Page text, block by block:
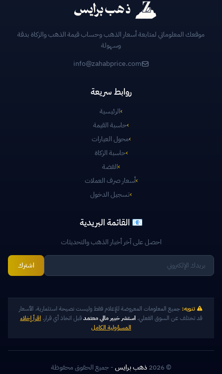
موقعك المعلوماتي لمتابعة أسعار الذهب وحساب قيمة الذهب والزكاة بدقة
وسهولة
info@zahabprice.com
روابط سريعة
›الرئيسية
›حاسبة القيمة
›محول العيارات
›حاسبة الزكاة
›الفضة
›أسعار صرف العملات
›تسجيل الدخول
📧 القائمة البريدية
احصل على آخر أخبار الذهب والتحديثات
اشترك
تنويه: جميع المعلومات المعروضة للإعلام فقط وليست نصيحة استثمارية. الأسعار
قد تختلف عن السوق الفعلي.استشر خبير مالي معتمدقبل اتخاذ أي قرار. اقرأ إخلاء
المسؤولية الكامل
© 2026 ذهب برايس- جميع الحقوق محفوظة